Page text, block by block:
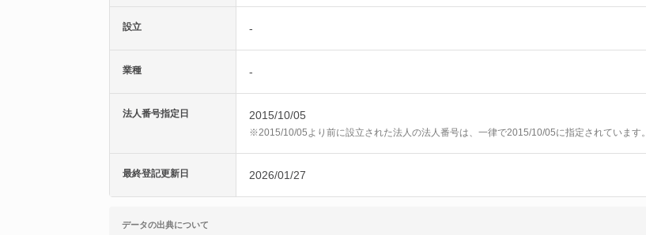
設立 -
業種 -
法人番号指定日 2015/10/05
※2015/10/05より前に設立された法人の法人番号は、一律で2015/10/05に指定されています。
最終登記更新日 2026/01/27
データの出典について